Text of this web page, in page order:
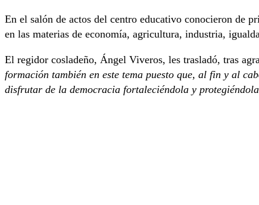
En el salón de actos del centro educativo conocieron de
en las materias de economía, agricultura, industria,
El regidor cosladeño, Ángel Viveros, les trasladó, tras
formación también en este tema puesto que, al fin y al
disfrutar de la democracia fortaleciéndola y